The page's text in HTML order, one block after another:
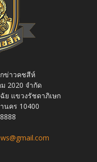
ข่าวคชสีห์
2020 จำกัด
ย แขวงรัชดาภิเษก
นคร 10400